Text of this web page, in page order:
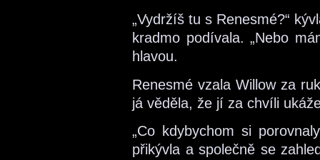
„Vydržíš tu s Renesmé?“
kradmo podívala. „Nebo
hlavou.
Renesmé vzala Willow za
já věděla, že jí za chvíli
„Co kdybychom si
přikývla a společně se